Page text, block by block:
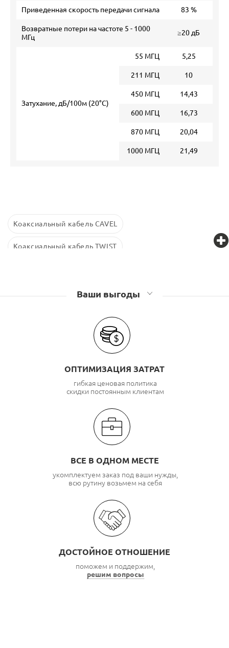
Приведенная скорость передачи сигнала 83 %
Возвратные потери на частоте 5 - 1000
МГц
≥20 дБ
Затухание, дБ/100м (20°С)
55 МГЦ 5,25
211 МГЦ 10
450 МГЦ 14,43
600 МГЦ 16,73
870 МГЦ 20,04
1000 МГЦ 21,49
Коаксиальный кабель CAVEL
Коаксиальный кабель TWIST
Коаксиальный кабель CommScope
Ваши выгоды
ОПТИМИЗАЦИЯ ЗАТРАТ
гибкая ценовая политика
скидки постоянным клиентам
ВСЕ В ОДНОМ МЕСТЕ
укомплектуем заказ под ваши нужды,
всю рутину возьмем на себя
ДОСТОЙНОЕ ОТНОШЕНИЕ
поможем и поддержим,
решим вопросы